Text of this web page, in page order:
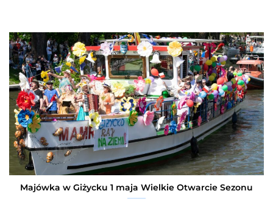
Majówka w Giżycku 1 maja Wielkie Otwarcie Sezonu